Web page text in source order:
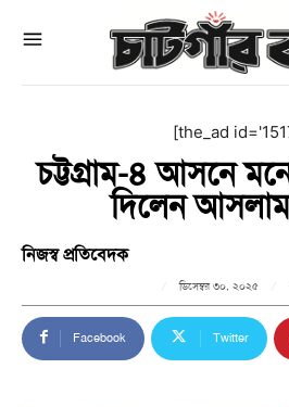
[the_ad
চট্টগ্রাম-৪ আসনে
দিলেন
নিজস্ব প্রতিবেদক
ডিসেম্বর ৩০, ২০২৫
Facebook Twitter